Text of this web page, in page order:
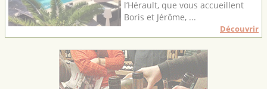
l’Hérault, que vous accueillent
Boris et Jérôme, ...
Découvrir